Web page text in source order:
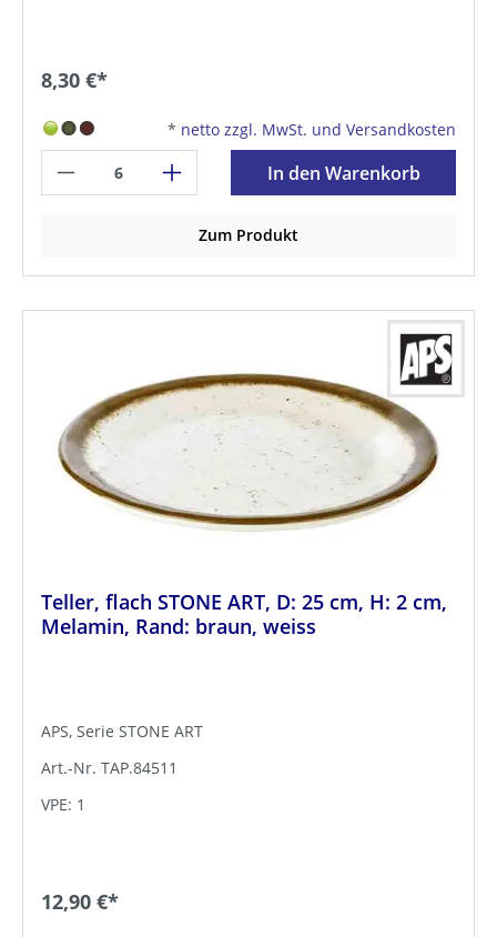
8,30 €*
* netto zzgl. MwSt. und Versandkosten
In den Warenkorb
Zum Produkt
Teller, flach STONE ART, D: 25 cm, H: 2 cm,
Melamin, Rand: braun, weiss
APS, Serie STONE ART
Art.-Nr. TAP.84511
VPE: 1
12,90 €*